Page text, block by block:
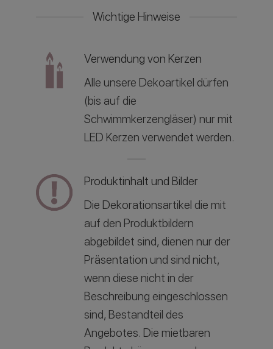
Wichtige Hinweise
Verwendung von Kerzen
Alle unsere Dekoartikel dürfen
(bis auf die
Schwimmkerzengläser) nur mit
LED Kerzen verwendet werden.
Produktinhalt und Bilder
Die Dekorationsartikel die mit
auf den Produktbildern
abgebildet sind, dienen nur der
Präsentation und sind nicht,
wenn diese nicht in der
Beschreibung eingeschlossen
sind, Bestandteil des
Angebotes. Die mietbaren